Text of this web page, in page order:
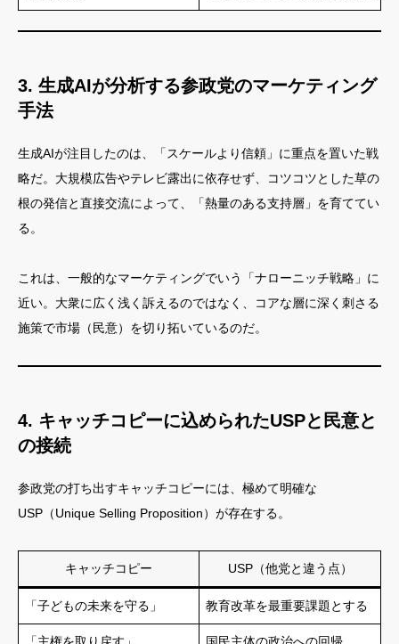
3. 生成AIが分析する参政党のマーケティング
手法
生成AIが注目したのは、「スケールより信頼」に重点を置いた戦
略だ。大規模広告やテレビ露出に依存せず、コツコツとした草の
根の発信と直接交流によって、「熱量のある支持層」を育ててい
る。
これは、一般的なマーケティングでいう「ナローニッチ戦略」に
近い。大衆に広く浅く訴えるのではなく、コアな層に深く刺さる
施策で市場（民意）を切り拓いているのだ。
4. キャッチコピーに込められたUSPと民意と
の接続
参政党の打ち出すキャッチコピーには、極めて明確な
USP（Unique Selling Proposition）が存在する。
キャッチコピー USP（他党と違う点）
「子どもの未来を守る」 教育改革を最重要課題とする